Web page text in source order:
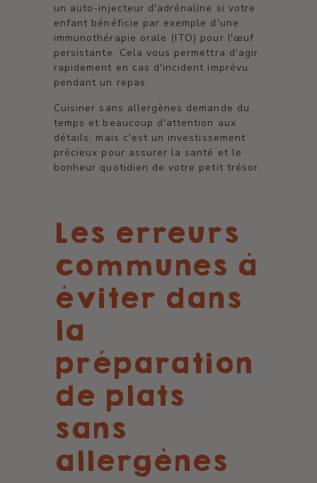
un auto-injecteur d'adrénaline si votre
enfant bénéficie par exemple d'une
immunothérapie orale (ITO) pour l'œuf
persistante. Cela vous permettra d'agir
rapidement en cas d'incident imprévu
pendant un repas.
Cuisiner sans allergènes demande du
temps et beaucoup d'attention aux
détails, mais c'est un investissement
précieux pour assurer la santé et le
bonheur quotidien de votre petit trésor.
Les erreurs
communes à
éviter dans
la
préparation
de plats
sans
allergènes